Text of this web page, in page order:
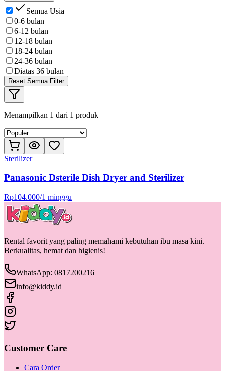
Semua Usia
0-6 bulan
6-12 bulan
12-18 bulan
18-24 bulan
24-36 bulan
Diatas 36 bulan
Reset Semua Filter
Menampilkan 1 dari 1 produk
Sterilizer
Panasonic Dsterile Dish Dryer and Sterilizer
Rp104.000/1 minggu
Rental favorit yang paling memahami kebutuhan ibu masa kini.
Berkualitas, hemat dan higienis!
WhatsApp: 0817200216
info@kiddy.id
Customer Care
Cara Order